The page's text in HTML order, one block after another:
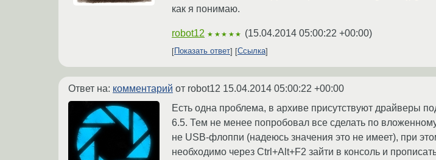
как я понимаю.
robot12 ★★★★★ (15.04.2014 05:00:22 +00:00)
Показать ответ Ссылка
Ответ на: комментарий от robot12 15.04.2014 05:00:22 +00:00
Есть одна проблема, в архиве присутствуют драйверы
6.5. Тем не менее попробовал все сделать по
не USB-флоппи (надеюсь значения это не имеет), при
необходимо через Ctrl+Alt+F2 зайти в консоль и